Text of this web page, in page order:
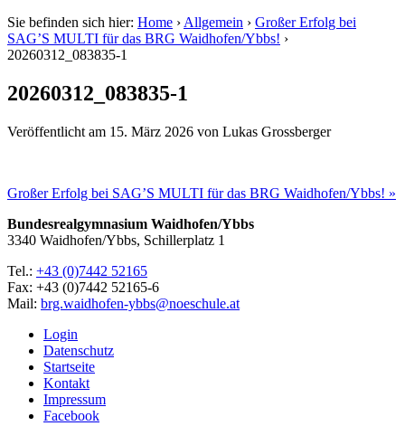
Sie befinden sich hier: Home › Allgemein › Großer Erfolg bei
SAG’S MULTI für das BRG Waidhofen/Ybbs! ›
20260312_083835-1
20260312_083835-1
Veröffentlicht am 15. März 2026 von Lukas Grossberger
Großer Erfolg bei SAG’S MULTI für das BRG Waidhofen/Ybbs! »
Bundesrealgymnasium Waidhofen/Ybbs
3340 Waidhofen/Ybbs, Schillerplatz 1
Tel.: +43 (0)7442 52165
Fax: +43 (0)7442 52165-6
Mail: brg.waidhofen-ybbs@noeschule.at
Login
Datenschutz
Startseite
Kontakt
Impressum
Facebook